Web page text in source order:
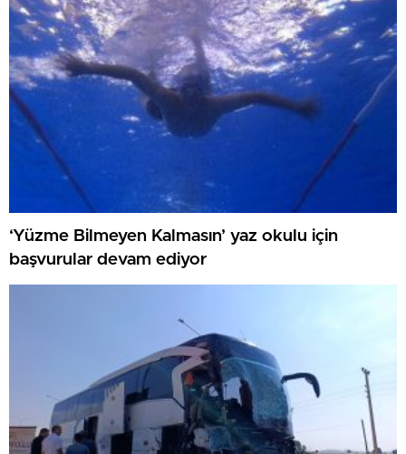
‘Yüzme Bilmeyen Kalmasın’ yaz okulu için
başvurular devam ediyor